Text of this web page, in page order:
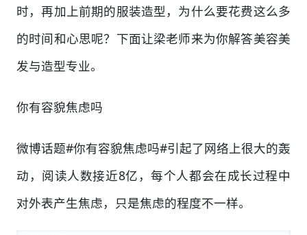
时，再加上前期的服装造型，为什么要花费这么多
的时间和心思呢？下面让梁老师来为你解答美容美
发与造型专业。
你有容貌焦虑吗
微博话题#你有容貌焦虑吗#引起了网络上很大的轰
动，阅读人数接近8亿，每个人都会在成长过程中
对外表产生焦虑，只是焦虑的程度不一样。